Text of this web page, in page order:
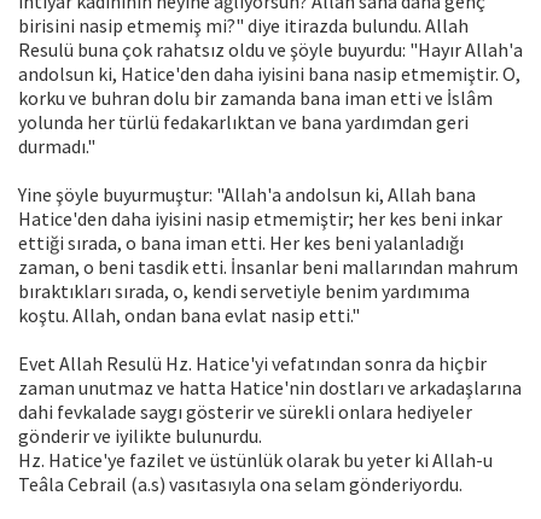
birisini nasip etmemiş mi?" diye itirazda bulundu. Allah
Resulü buna çok rahatsız oldu ve şöyle buyurdu: "Hayır Allah'a
andolsun ki, Hatice'den daha iyisini bana nasip etmemiştir. O,
korku ve buhran dolu bir zamanda bana iman etti ve İslâm
yolunda her türlü fedakarlıktan ve bana yardımdan geri
durmadı."
Yine şöyle buyurmuştur: "Allah'a andolsun ki, Allah bana
Hatice'den daha iyisini nasip etmemiştir; her kes beni inkar
ettiği sırada, o bana iman etti. Her kes beni yalanladığı
zaman, o beni tasdik etti. İnsanlar beni mallarından mahrum
bıraktıkları sırada, o, kendi servetiyle benim yardımıma
koştu. Allah, ondan bana evlat nasip etti."
Evet Allah Resulü Hz. Hatice'yi vefatından sonra da hiçbir
zaman unutmaz ve hatta Hatice'nin dostları ve arkadaşlarına
dahi fevkalade saygı gösterir ve sürekli onlara hediyeler
gönderir ve iyilikte bulunurdu.
Hz. Hatice'ye fazilet ve üstünlük olarak bu yeter ki Allah-u
Teâla Cebrail (a.s) vasıtasıyla ona selam gönderiyordu.